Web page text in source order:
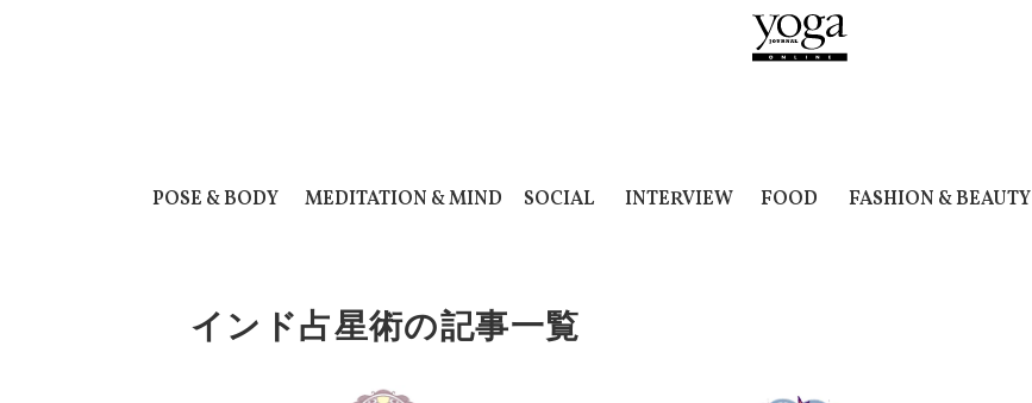
POSE & BODY MEDITATION & MIND SOCIAL INTERVIEW FOOD FASHION & BEAUTY
インド占星術の記事一覧